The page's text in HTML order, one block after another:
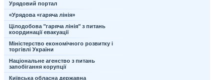
Урядовий портал
«Урядова «гаряча лінія»
Цілодобова "гаряча лінія" з питань
координації евакуації
Міністерство економічного розвитку і
торгівлі України
Національне агенство з питань
запобігання корупції
Київська обласна державна